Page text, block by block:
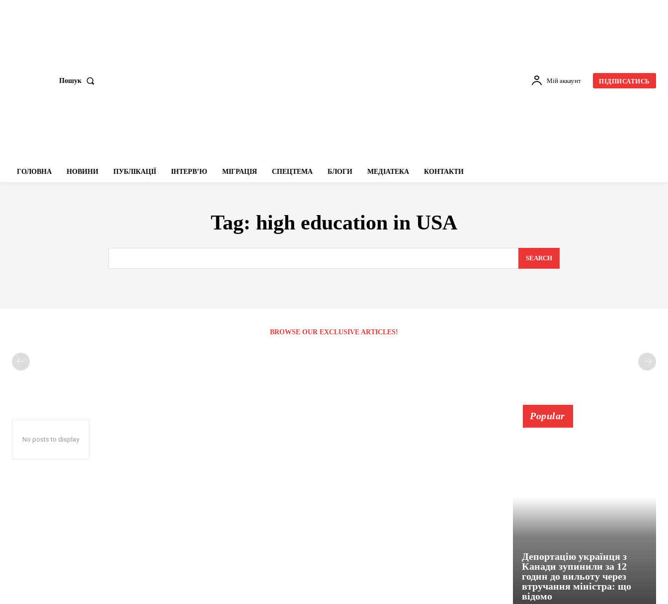
Пошук Мій аккаунт ПІДПИСАТИСЬ
ГОЛОВНА НОВИНИ ПУБЛІКАЦІЇ ІНТЕРВʼЮ МІГРАЦІЯ СПЕЦТЕМА БЛОГИ МЕДІАТЕКА КОНТАКТИ
Tag: high education in USA
SEARCH
BROWSE OUR EXCLUSIVE ARTICLES!
No posts to display
Popular
Депортацію українця з
Канади зупинили за 12
годин до вильоту через
втручання міністра: що
відомо